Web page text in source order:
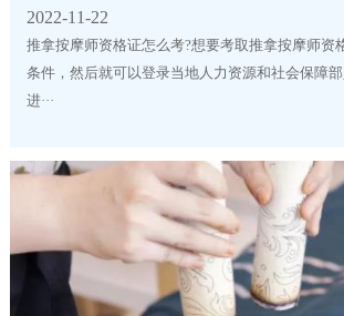
2022-11-22
推拿按摩师资格证怎么考?想要考取推拿按摩师资
条件，然后就可以登录当地人力资源和社会保障
进···